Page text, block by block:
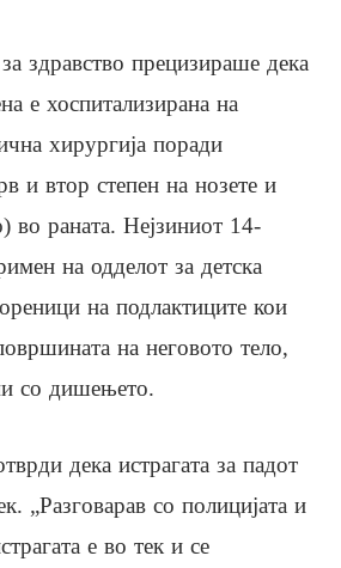
здравство прецизираше дека
е хоспитализирана на
хирургија поради
и втор степен на нозете и
во раната. Нејзиниот 14-
на одделот за детска
на подлактиците кои
на неговото тело,
со дишењето.
дека истрагата за падот
„Разговарав со полицијата и
е во тек и се